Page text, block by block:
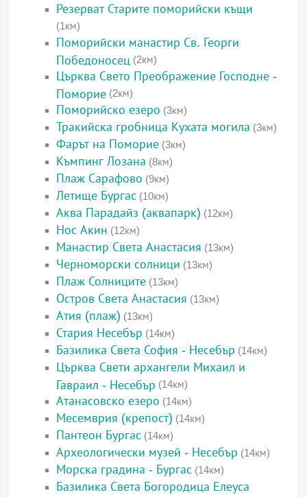
Резерват Старите поморийски къщи
(1км)
Поморийски манастир Св. Георги
Победоносец (2км)
Църква Свето Преображение Господне -
Поморие (2км)
Поморийско езеро (3км)
Тракийска гробница Кухата могила (3км)
Фарът на Поморие (3км)
Къмпинг Лозана (8км)
Плаж Сарафово (9км)
Летище Бургас (10км)
Аква Парадайз (аквапарк) (12км)
Нос Акин (12км)
Манастир Света Анастасия (13км)
Черноморски солници (13км)
Плаж Солниците (13км)
Остров Света Анастасия (13км)
Атия (плаж) (13км)
Стария Несебър (14км)
Базилика Света София - Несебър (14км)
Църква Свети архангели Михаил и
Гавраил - Несебър (14км)
Атанасовско езеро (14км)
Месемврия (крепост) (14км)
Пантеон Бургас (14км)
Археологически музей - Несебър (14км)
Морска градина - Бургас (14км)
Базилика Света Богородица Елеуса